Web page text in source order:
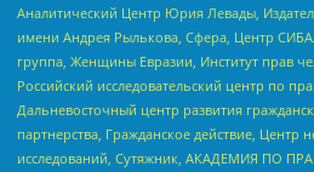
Аналитический Центр Юрия Левады,
имени Андрея Рылькова, Сфера, Центр
группа, Женщины Евразии, Институт прав
Российский исследовательский центр по
Дальневосточный центр развития
партнерства, Гражданское действие, Центр
исследований, Сутяжник, АКАДЕМИЯ ПО